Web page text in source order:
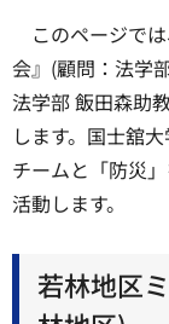
このページで
会』(顧問：法学
法学部 飯田森助
します。国士舘
チームと「防災
活動します。
若林地区